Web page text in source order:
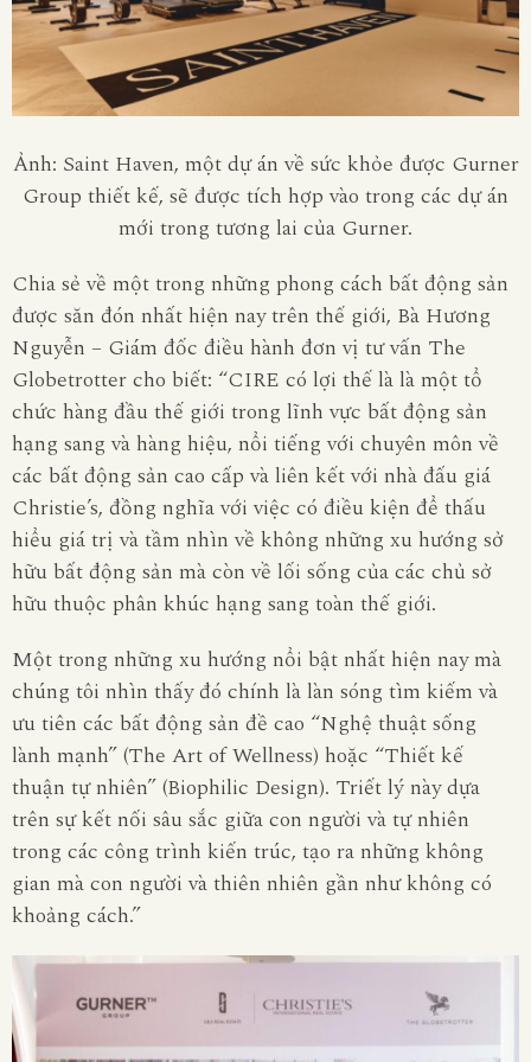
Ảnh: Saint Haven, một dự án về sức khỏe được Gurner
Group thiết kế, sẽ được tích hợp vào trong các dự án
mới trong tương lai của Gurner.
Chia sẻ về một trong những phong cách bất động sản
được săn đón nhất hiện nay trên thế giới, Bà Hương
Nguyễn – Giám đốc điều hành đơn vị tư vấn The
Globetrotter cho biết: “CIRE có lợi thế là là một tổ
chức hàng đầu thế giới trong lĩnh vực bất động sản
hạng sang và hàng hiệu, nổi tiếng với chuyên môn về
các bất động sản cao cấp và liên kết với nhà đấu giá
Christie’s, đồng nghĩa với việc có điều kiện để thấu
hiểu giá trị và tầm nhìn về không những xu hướng sở
hữu bất động sản mà còn về lối sống của các chủ sở
hữu thuộc phân khúc hạng sang toàn thế giới.
Một trong những xu hướng nổi bật nhất hiện nay mà
chúng tôi nhìn thấy đó chính là làn sóng tìm kiếm và
ưu tiên các bất động sản đề cao “Nghệ thuật sống
lành mạnh” (The Art of Wellness) hoặc “Thiết kế
thuận tự nhiên” (Biophilic Design). Triết lý này dựa
trên sự kết nối sâu sắc giữa con người và tự nhiên
trong các công trình kiến trúc, tạo ra những không
gian mà con người và thiên nhiên gần như không có
khoảng cách.”